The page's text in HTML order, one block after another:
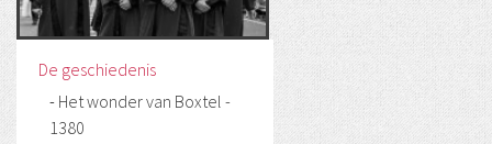
De geschiedenis
Het wonder van Boxtel -
1380